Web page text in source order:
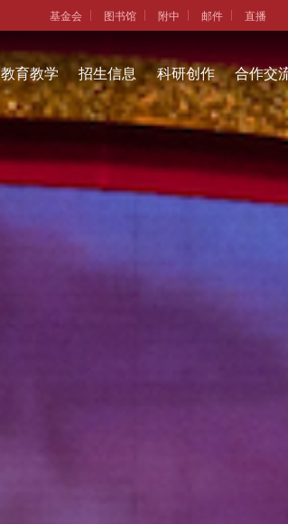
基金会 图书馆 附中 邮件 直播
教育教学 招生信息 科研创作 合作交